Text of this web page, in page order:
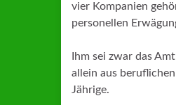
vier Kompanien
personellen
Ihm sei zwar das
allein aus
Jährige.